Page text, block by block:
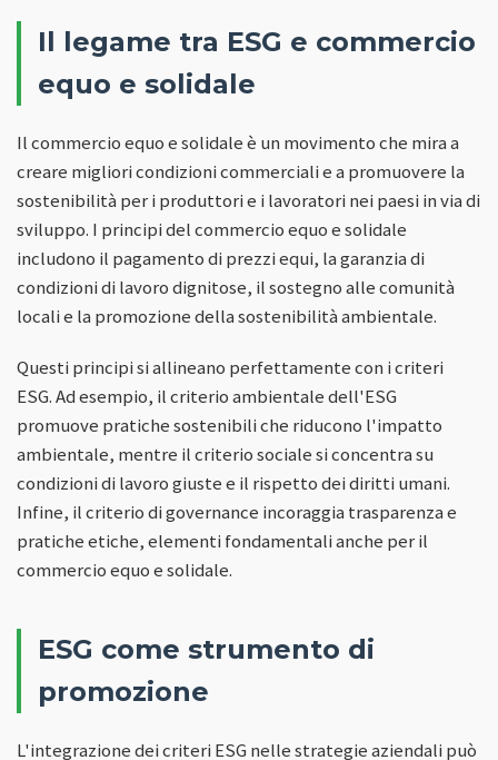
Il legame tra ESG e commercio
equo e solidale
Il commercio equo e solidale è un movimento che mira a
creare migliori condizioni commerciali e a promuovere la
sostenibilità per i produttori e i lavoratori nei paesi in via di
sviluppo. I principi del commercio equo e solidale
includono il pagamento di prezzi equi, la garanzia di
condizioni di lavoro dignitose, il sostegno alle comunità
locali e la promozione della sostenibilità ambientale.
Questi principi si allineano perfettamente con i criteri
ESG. Ad esempio, il criterio ambientale dell'ESG
promuove pratiche sostenibili che riducono l'impatto
ambientale, mentre il criterio sociale si concentra su
condizioni di lavoro giuste e il rispetto dei diritti umani.
Infine, il criterio di governance incoraggia trasparenza e
pratiche etiche, elementi fondamentali anche per il
commercio equo e solidale.
ESG come strumento di
promozione
L'integrazione dei criteri ESG nelle strategie aziendali può